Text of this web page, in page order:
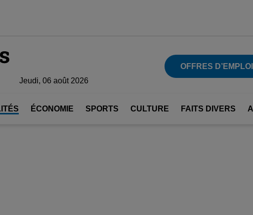
Jeudi, 06 août 2026
OFFRES D’EMPLOI
ÉCONOMIE SPORTS CULTURE FAITS DIVERS